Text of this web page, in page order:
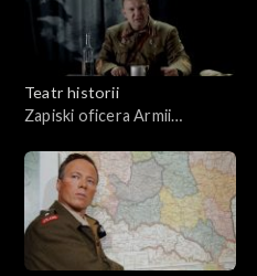
Teatr historii
Zapiski oficera Armii